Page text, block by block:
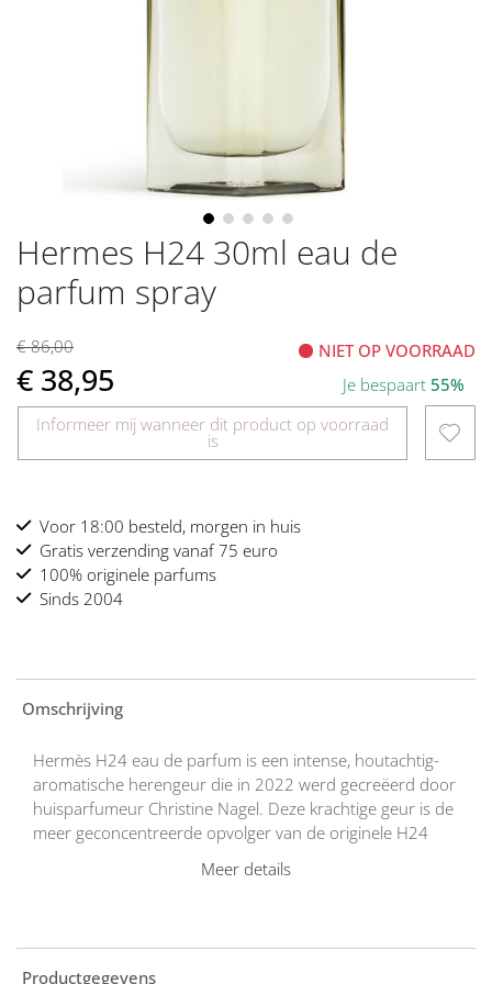
Hermes H24 30ml eau de
parfum spray
€ 86,00
€ 38,95
NIET OP VOORRAAD
Je bespaart 55%
Informeer mij wanneer dit product op voorraad
is
Voor 18:00 besteld, morgen in huis
Gratis verzending vanaf 75 euro
100% originele parfums
Sinds 2004
Omschrijving
Hermès H24 eau de parfum is een intense, houtachtig-
aromatische herengeur die in 2022 werd gecreëerd door
huisparfumeur Christine Nagel. Deze krachtige geur is de
meer geconcentreerde opvolger van de originele H24
eau de parfum is ontworpen voor de eigentijdse man:
mannelijkheid – tegelijk elegant, open en intens.
Meer details
Productgegevens
Ga
naar
het
begin
van
de
afbeeldingen-
gallerij